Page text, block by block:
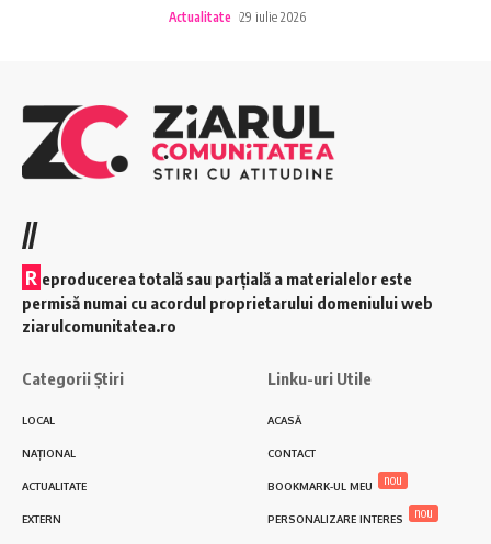
Actualitate 29 iulie 2026
//
R eproducerea totală sau parțială a materialelor este
permisă numai cu acordul proprietarului domeniului web
ziarulcomunitatea.ro
Categorii Știri
LOCAL
NAȚIONAL
ACTUALITATE
EXTERN
Linku-uri Utile
ACASĂ
CONTACT
BOOKMARK-UL MEU nou
PERSONALIZARE INTERES nou